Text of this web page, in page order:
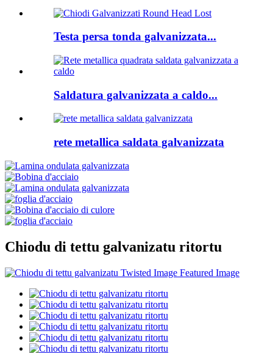
Testa persa tonda galvanizzata...
Saldatura galvanizzata a caldo...
rete metallica saldata galvanizzata
Chiodu di tettu galvanizatu ritortu